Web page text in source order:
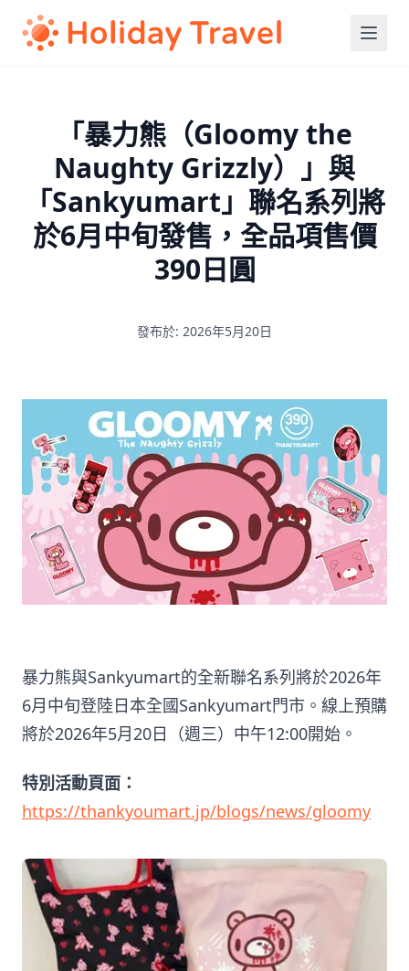
「暴力熊（Gloomy the
Naughty Grizzly）」與
「Sankyumart」聯名系列將
於6月中旬發售，全品項售價
390日圓
發布於: 2026年5月20日
暴力熊與Sankyumart的全新聯名系列將於2026年
6月中旬登陸日本全國Sankyumart門市。線上預購
將於2026年5月20日（週三）中午12:00開始。
特別活動頁面：
https://thankyoumart.jp/blogs/news/gloomy